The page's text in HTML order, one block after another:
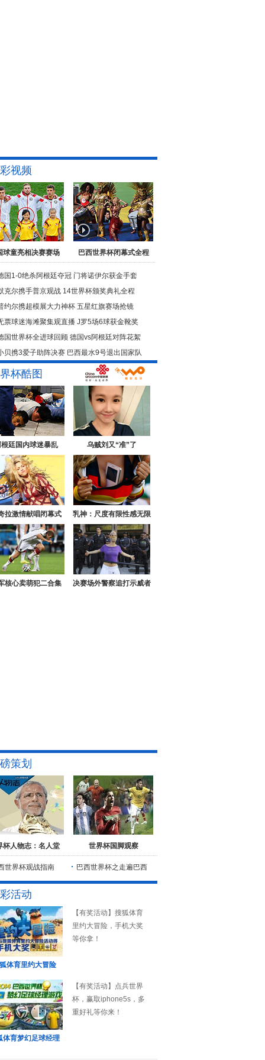
视频
球童亮相决赛赛场 巴西世界杯闭幕式全程
国1-0绝杀阿根廷夺冠 门将诺伊尔获金手套
克尔携手普京观战 14世界杯颁奖典礼全程
约尔携超模展大力神杯 五星红旗赛场抢镜
票球迷海滩聚集观直播 J罗5场6球获金靴奖
国世界杯全进球回顾 德国vs阿根廷对阵花絮
贝携3爱子助阵决赛 巴西最水9号退出国家队
杯酷图
廷国内球迷暴乱 乌贼刘又“准”了
拉激情献唱闭幕式 乳神：尺度有限性感无限
核心卖萌犯二合集 决赛场外警察追打示威者
策划
杯人物志：名人堂 世界杯国脚观察
世界杯观战指南 巴西世界杯之走遍巴西
活动
体育里约大冒险
【有奖活动】搜狐体育
里约大冒险，手机大奖
等你拿！
体育梦幻足球经理
【有奖活动】点兵世界
杯，赢取iphone5s，多
重好礼等你来！